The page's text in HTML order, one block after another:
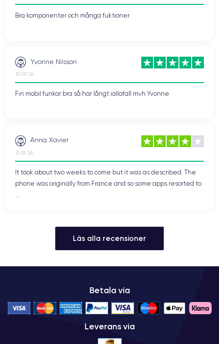
Bra komponenter och många fuktioner
Yvonne Nilsson
30/01/26
Fin mobil funkar bra så här långt iallafall mvh Yvonne
Anna Xavier
21/01/26
It took about two weeks to come but it was as described. The
phone was originally from France and so some apps resorted to
Läs alla recensioner
Betala via
Leverans via